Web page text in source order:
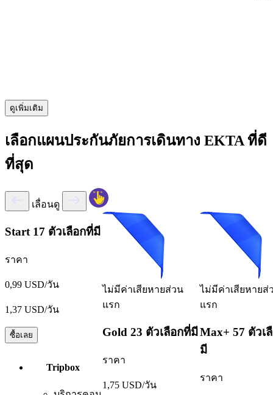
ดูเพิ่มเติม
เลือกแผนประกันภัยการเดินทาง EKTA ที่ดี
ที่สุด
เลื่อนดู
Start 17 ตัวเลือกที่มี
ราคา
0,99 USD/วัน
1,37 USD/วัน
ซื้อเลย
Tripbox
ไม่มีค่าเสียหายส่วน
แรก
Gold 23 ตัวเลือกที่มี
ราคา
1,75 USD/วัน
ไม่มีค่าเสียหายส่
แรก
Max+ 57 ตัวเ
มี
ราคา